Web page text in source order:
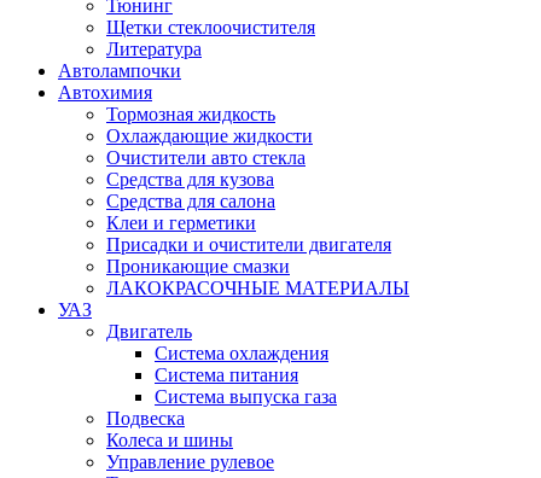
Тюнинг
Щетки стеклоочистителя
Литература
Автолампочки
Автохимия
Тормозная жидкость
Охлаждающие жидкости
Очистители авто стекла
Средства для кузова
Средства для салона
Клеи и герметики
Присадки и очистители двигателя
Проникающие смазки
ЛАКОКРАСОЧНЫЕ МАТЕРИАЛЫ
УАЗ
Двигатель
Система охлаждения
Система питания
Система выпуска газа
Подвеска
Колеса и шины
Управление рулевое